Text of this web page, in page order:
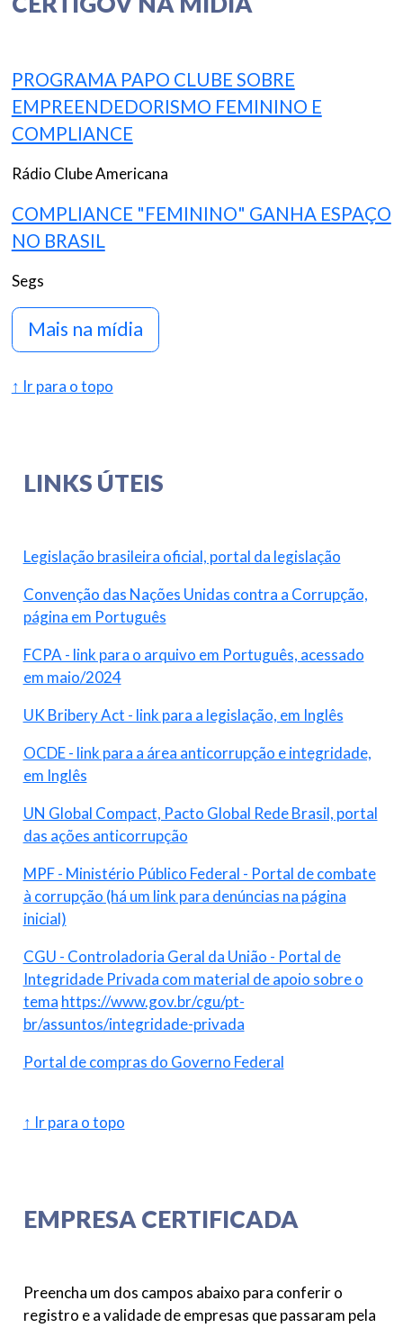
PROGRAMA PAPO CLUBE SOBRE
EMPREENDEDORISMO FEMININO E
COMPLIANCE
Rádio Clube Americana
COMPLIANCE "FEMININO" GANHA ESPAÇO
NO BRASIL
Segs
Mais na mídia
↑ Ir para o topo
LINKS ÚTEIS
Legislação brasileira oficial, portal da legislação
Convenção das Nações Unidas contra a Corrupção,
página em Português
FCPA - link para o arquivo em Português, acessado
em maio/2024
UK Bribery Act - link para a legislação, em Inglês
OCDE - link para a área anticorrupção e integridade,
em Inglês
UN Global Compact, Pacto Global Rede Brasil, portal
das ações anticorrupção
MPF - Ministério Público Federal - Portal de combate
à corrupção (há um link para denúncias na página
inicial)
CGU - Controladoria Geral da União - Portal de
Integridade Privada com material de apoio sobre o
tema https://www.gov.br/cgu/pt-
br/assuntos/integridade-privada
Portal de compras do Governo Federal
↑ Ir para o topo
EMPRESA CERTIFICADA
Preencha um dos campos abaixo para conferir o
registro e a validade de empresas que passaram pela